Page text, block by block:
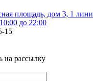
площадь, дом 3, 1
до 22:00
15
на рассылку